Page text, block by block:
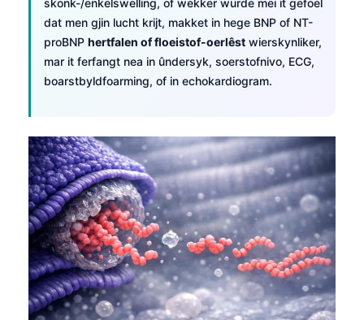
skonk-/enkelswelling, of wekker wurde mei it gefoel
dat men gjin lucht krijt, makket in hege BNP of NT-
proBNP hertfalen of floeistof-oerlêst wierskynliker,
mar it ferfangt nea in ûndersyk, soerstofnivo, ECG,
boarstbyldfoarming, of in echokardiogram.
Basa Jawa
Cebuano
ئۇيغۇرچە
Кыргызча
Татар теле
Беларуская мова
Esperanto